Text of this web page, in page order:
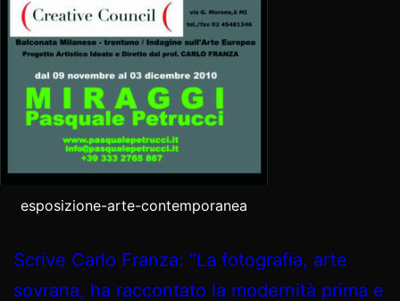
esposizione-arte-contemporanea
Scrive Carlo Franza: “La fotografia, arte
sovrana, ha raccontato la modernità prima e